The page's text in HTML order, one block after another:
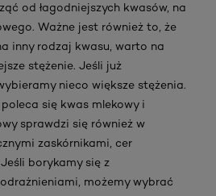
od łagodniejszych kwasów, na
Ważne jest również to, że
inny rodzaj kwasu, warto na
stężenie. Jeśli już
nieco większe stężenia.
się kwas mlekowy i
sprawdzi się również w
zaskórnikami, cer
borykamy się z
możemy wybrać